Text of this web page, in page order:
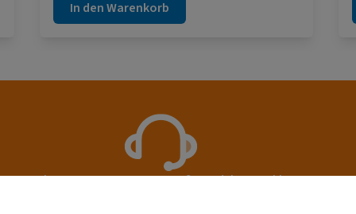
In den Warenkorb
kompetente Beratung & große Produktauswahl